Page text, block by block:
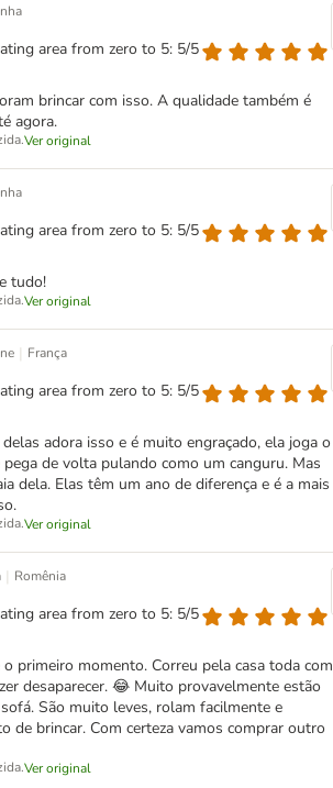
area from zero to 5: 5/5
brincar com isso. A qualidade também é
agora.
Ver original
area from zero to 5: 5/5
tudo!
Ver original
| França
area from zero to 5: 5/5
adora isso e é muito engraçado, ela joga o
de volta pulando como um canguru. Mas
dela. Elas têm um ano de diferença e é a mais
Ver original
| Romênia
area from zero to 5: 5/5
primeiro momento. Correu pela casa toda com
desaparecer. 😂 Muito provavelmente estão
São muito leves, rolam facilmente e
de brincar. Com certeza vamos comprar outro
Ver original